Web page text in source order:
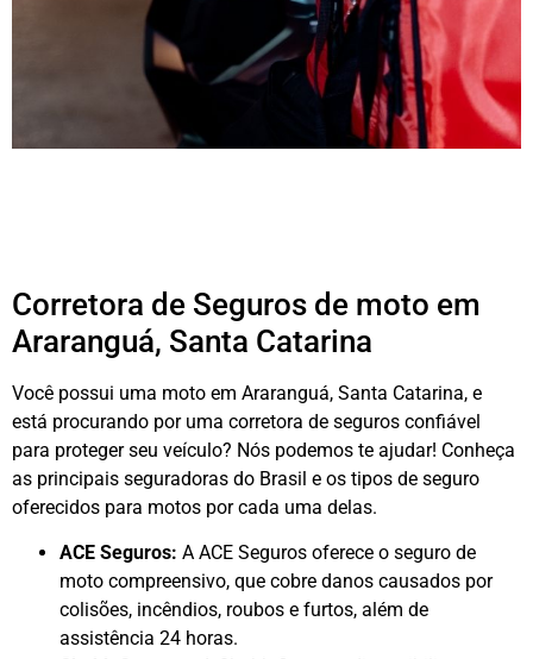
Corretora de Seguros de moto em
Araranguá, Santa Catarina
Você possui uma moto em Araranguá, Santa Catarina, e
está procurando por uma corretora de seguros confiável
para proteger seu veículo? Nós podemos te ajudar! Conheça
as principais seguradoras do Brasil e os tipos de seguro
oferecidos para motos por cada uma delas.
ACE Seguros: A ACE Seguros oferece o seguro de
moto compreensivo, que cobre danos causados por
colisões, incêndios, roubos e furtos, além de
assistência 24 horas.